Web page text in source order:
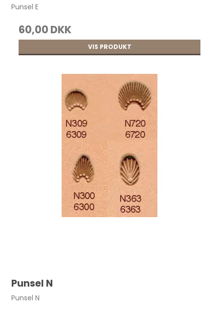
Punsel E
60,00 DKK
VIS PRODUKT
Punsel N
Punsel N